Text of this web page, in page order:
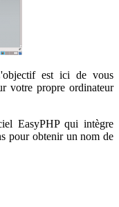
est ici de vous
votre propre ordinateur
EasyPHP qui intègre
pour obtenir un nom de